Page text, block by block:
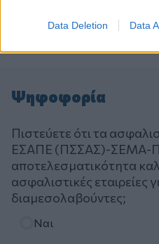
Data Deletion Data
Ψηφοφορία
Πιστεύετε ότι τα
ΕΣΑΠΕ (ΠΣΣΑΣ)-ΣΕΜΑ-
αποτελεσματικότητα
ασφαλιστικές εταιρείες
διαμεσολαβούντες;
Ναι